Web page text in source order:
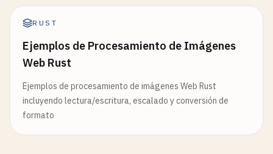
RUST
Ejemplos de Procesamiento de Imágenes
Web Rust
Ejemplos de procesamiento de imágenes Web Rust
incluyendo lectura/escritura, escalado y conversión de
formato